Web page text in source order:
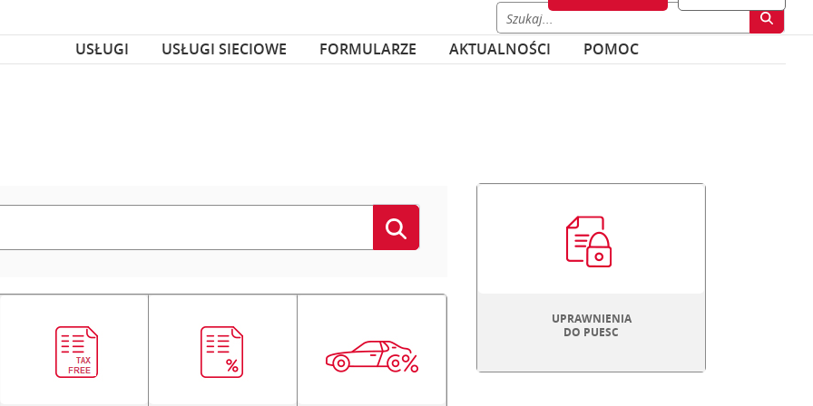
czcionka
USŁUGI
USŁUGI SIECIOWE FORMULARZE AKTUALNOŚCI POMOC
UPRAWNIENIA
DO PUESC